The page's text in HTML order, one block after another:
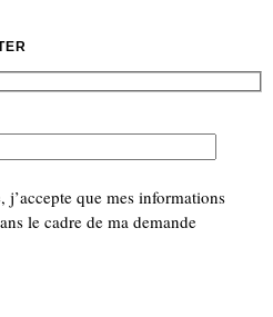
que mes informations
le cadre de ma demande